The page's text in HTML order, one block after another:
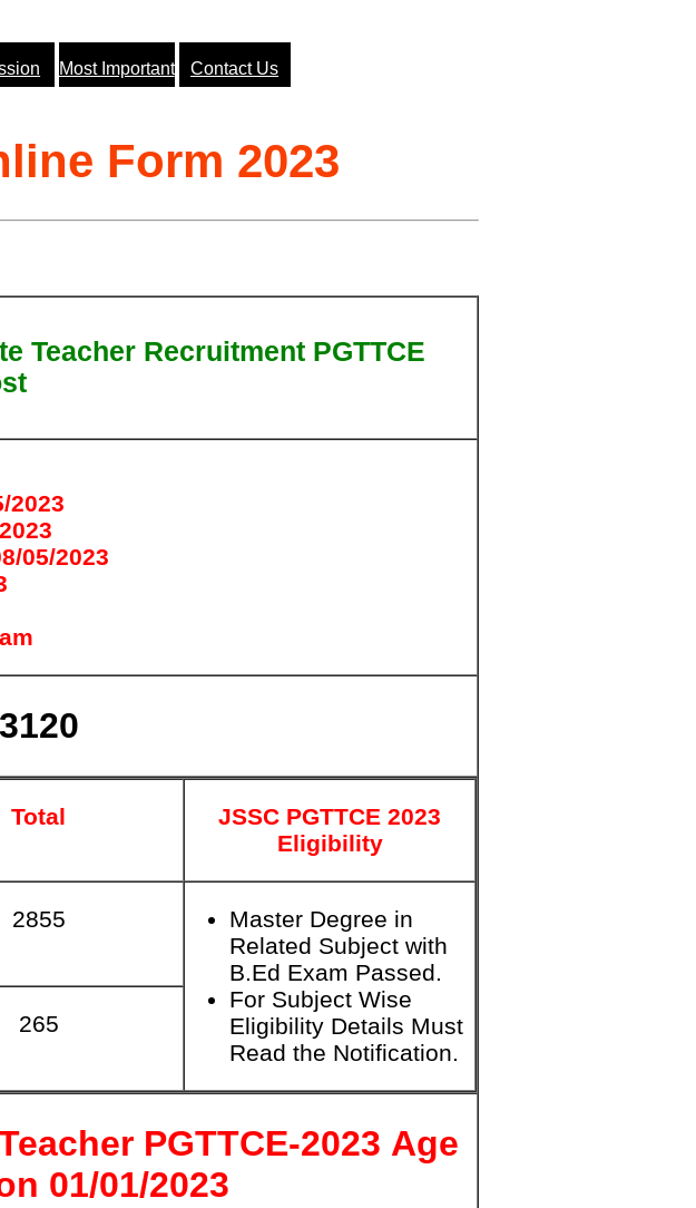
Most Important Contact Us
Form 2023
Teacher Recruitment PGTTCE
2023
05/2023
3120
Total
JSSC PGTTCE 2023
Eligibility
2855
Master Degree in
Related Subject with
B.Ed Exam Passed.
For Subject Wise
Eligibility Details Must
Read the Notification.
265
PGTTCE-2023 Age
01/01/2023